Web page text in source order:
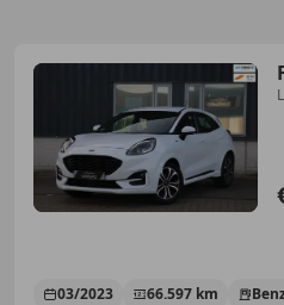
03/2023 66.597 km